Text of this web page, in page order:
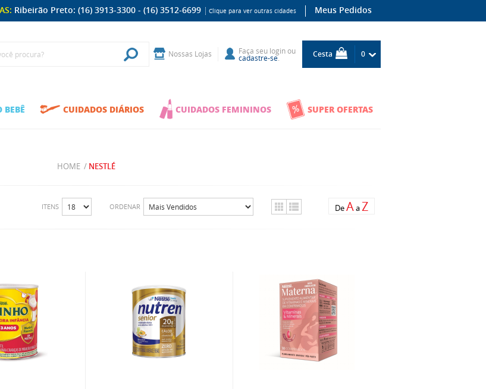
Meus Pedidos
Ribeirão Preto: (16) 3913-3300 - (16) 3512-6699 Clique para ver outras cidades
Nossas Lojas Faça seu loginou
cadastre-se. Cesta 0
BEBÊ CUIDADOS DIÁRIOS CUIDADOS FEMININOS SUPER OFERTAS
HOME / NESTLÉ
ITENS ORDENAR DeAaZ